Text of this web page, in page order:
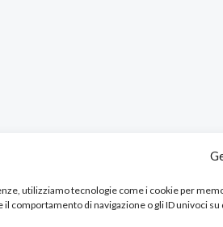
utilizziamo tecnologie come i cookie per
comportamento di navigazione o gli ID univoci